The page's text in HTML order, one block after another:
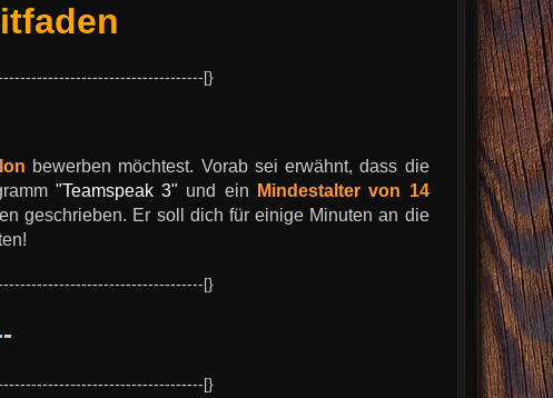
[}
bewerben möchtest. Vorab sei erwähnt, dass die
"Teamspeak 3" und ein
Mindestalter von 14
geschrieben. Er soll dich für einige Minuten an die
[}
[}